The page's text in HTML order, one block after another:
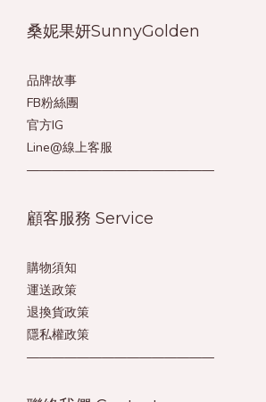
桑妮果妍SunnyGolden
品牌故事
FB粉絲團
官方IG
Line@線上客服
———————————————
顧客服務 Service
購物須知
運送政策
退換貨政策
隱私權政策
———————————————